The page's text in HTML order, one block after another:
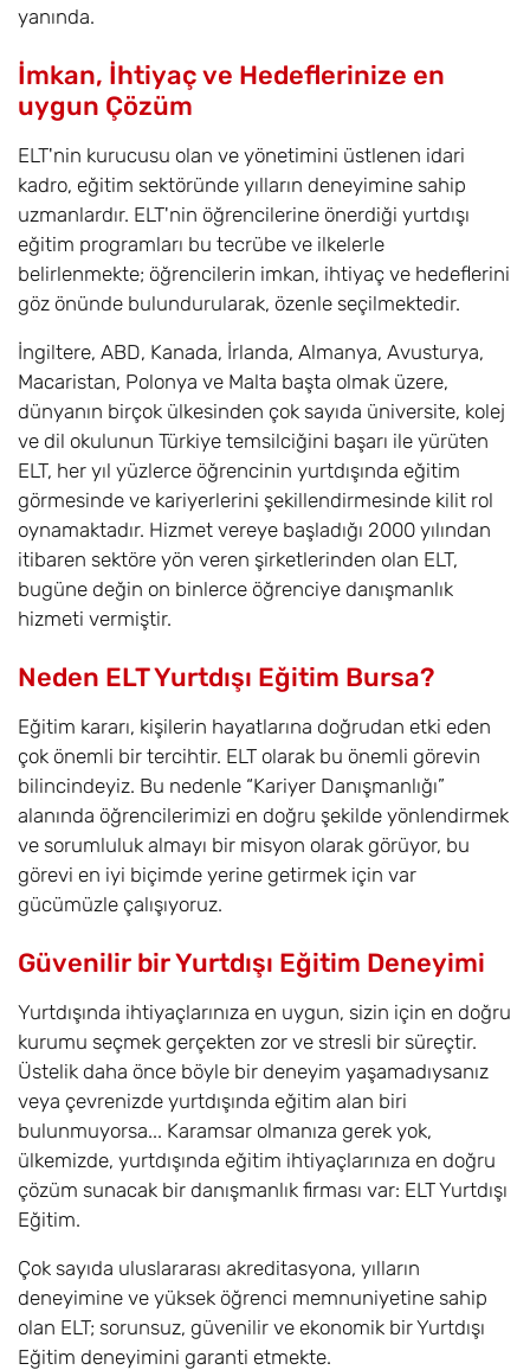
yanında.
İmkan, İhtiyaç ve Hedeflerinize en
uygun Çözüm
ELT'nin kurucusu olan ve yönetimini üstlenen idari
kadro, eğitim sektöründe yılların deneyimine sahip
uzmanlardır. ELT'nin öğrencilerine önerdiği yurtdışı
eğitim programları bu tecrübe ve ilkelerle
belirlenmekte; öğrencilerin imkan, ihtiyaç ve hedeflerini
göz önünde bulundurularak, özenle seçilmektedir.
İngiltere, ABD, Kanada, İrlanda, Almanya, Avusturya,
Macaristan, Polonya ve Malta başta olmak üzere,
dünyanın birçok ülkesinden çok sayıda üniversite, kolej
ve dil okulunun Türkiye temsilciğini başarı ile yürüten
ELT, her yıl yüzlerce öğrencinin yurtdışında eğitim
görmesinde ve kariyerlerini şekillendirmesinde kilit rol
oynamaktadır. Hizmet vereye başladığı 2000 yılından
itibaren sektöre yön veren şirketlerinden olan ELT,
bugüne değin on binlerce öğrenciye danışmanlık
hizmeti vermiştir.
Neden ELT Yurtdışı Eğitim Bursa?
Eğitim kararı, kişilerin hayatlarına doğrudan etki eden
çok önemli bir tercihtir. ELT olarak bu önemli görevin
bilincindeyiz. Bu nedenle “Kariyer Danışmanlığı”
alanında öğrencilerimizi en doğru şekilde yönlendirmek
ve sorumluluk almayı bir misyon olarak görüyor, bu
görevi en iyi biçimde yerine getirmek için var
gücümüzle çalışıyoruz.
Güvenilir bir Yurtdışı Eğitim Deneyimi
Yurtdışında ihtiyaçlarınıza en uygun, sizin için en doğru
kurumu seçmek gerçekten zor ve stresli bir süreçtir.
Üstelik daha önce böyle bir deneyim yaşamadıysanız
veya çevrenizde yurtdışında eğitim alan biri
bulunmuyorsa... Karamsar olmanıza gerek yok,
ülkemizde, yurtdışında eğitim ihtiyaçlarınıza en doğru
çözüm sunacak bir danışmanlık firması var: ELT Yurtdışı
Eğitim.
Çok sayıda uluslararası akreditasyona, yılların
deneyimine ve yüksek öğrenci memnuniyetine sahip
olan ELT; sorunsuz, güvenilir ve ekonomik bir Yurtdışı
Eğitim deneyimini garanti etmekte.